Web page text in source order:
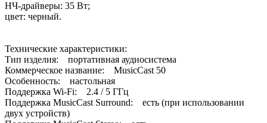
НЧ-драйверы: 35 Вт;
цвет: черный.
Технические характеристики:
Тип изделия: портативная аудиосистема
Коммерческое название: MusicCast 50
Особенность: настольная
Поддержка Wi-Fi: 2.4 / 5 ГГц
Поддержка MusicCast Surround: есть (при использовании
двух устройств)